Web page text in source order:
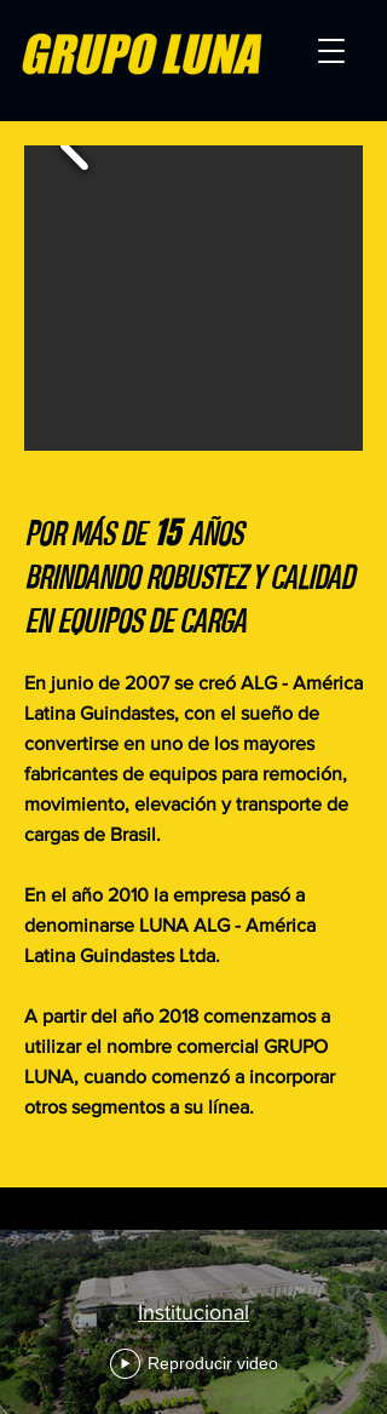
POR MÁS DE 15 AÑOS
BRINDANDO ROBUSTEZ Y CALIDAD
EN EQUIPOS DE CARGA
En junio de 2007 se creó ALG - América
Latina Guindastes, con el sueño de
convertirse en uno de los mayores
fabricantes de equipos para remoción,
movimiento, elevación y transporte de
cargas de Brasil.
En el año 2010 la empresa pasó a
denominarse LUNA ALG - América
Latina Guindastes Ltda.
A partir del año 2018 comenzamos a
utilizar el nombre comercial GRUPO
LUNA, cuando comenzó a incorporar
otros segmentos a su línea.
Institucional
Reproducir video